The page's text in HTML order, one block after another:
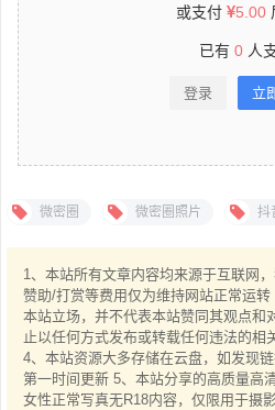
或支付 5.00
已有 0 人
登录 立
微密圈 微密圈照片 抖
1、本站所有文章内容均来源于互联网
赞助/打赏等费用仅为维持网站正常运
本站立场，并不代表本站赞同其观点和
止以任何方式发布或转载任何违法的相
4、本站资源大多存储在云盘，如发现
第一时间更新 5、本站分享的高质量高
女性正常写真无R18内容，仅限用于摄